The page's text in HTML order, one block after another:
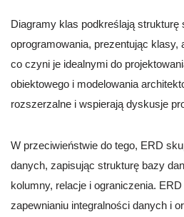
Diagramy klas podkreślają
oprogramowania, prezentując klasy,
co czyni je idealnymi do
obiektowego i modelowania
rozszerzalne i wspierają dyskusje
W przeciwieństwie do tego, ERD
danych, zapisując strukturę bazy
kolumny, relacje i ograniczenia.
zapewnianiu integralności danych i